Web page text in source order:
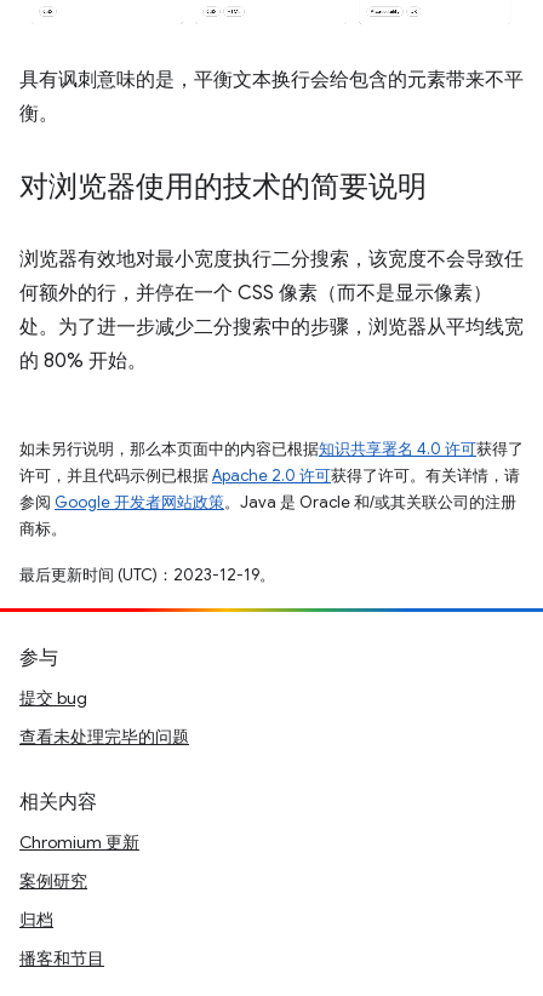
具有讽刺意味的是，平衡文本换行会给包含的元素带来不平
衡。
对浏览器使用的技术的简要说明
浏览器有效地对最小宽度执行二分搜索，该宽度不会导致任
何额外的行，并停在一个 CSS 像素（而不是显示像素）
处。为了进一步减少二分搜索中的步骤，浏览器从平均线宽
的 80% 开始。
如未另行说明，那么本页面中的内容已根据知识共享署名 4.0 许可获得了
许可，并且代码示例已根据Apache 2.0 许可获得了许可。有关详情，请
参阅 Google 开发者网站政策。Java 是 Oracle 和/或其关联公司的注册
商标。
最后更新时间 (UTC)：2023-12-19。
参与
提交 bug
查看未处理完毕的问题
相关内容
Chromium 更新
案例研究
归档
播客和节目